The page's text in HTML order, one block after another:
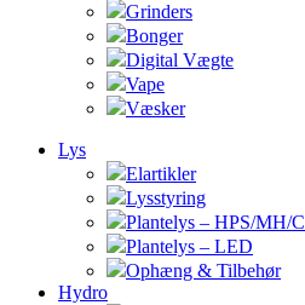
Grinders
Bonger
Digital Vægte
Vape
Væsker
Lys
Elartikler
Lysstyring
Plantelys – HPS/MH/
Plantelys – LED
Ophæng & Tilbehør
Hydro